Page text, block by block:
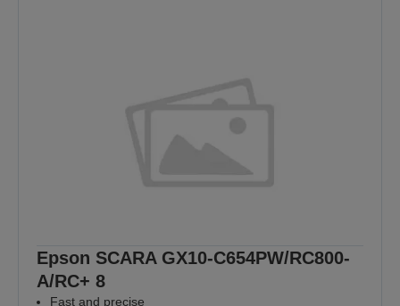
Epson SCARA GX10-C654PW/RC800-
A/RC+ 8
Fast and precise